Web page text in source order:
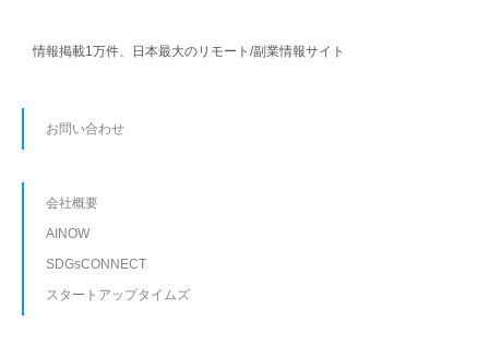
情報掲載1万件、日本最大のリモート/副業情報サイト
お問い合わせ
会社概要
AINOW
SDGsCONNECT
スタートアップタイムズ